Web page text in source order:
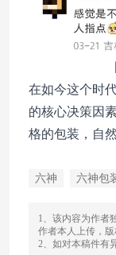
在如今这个时
的核心决策因
格的包装，自
六神 六神包
1、该内容为作者
作者本人上传，版
2、如对本稿件有